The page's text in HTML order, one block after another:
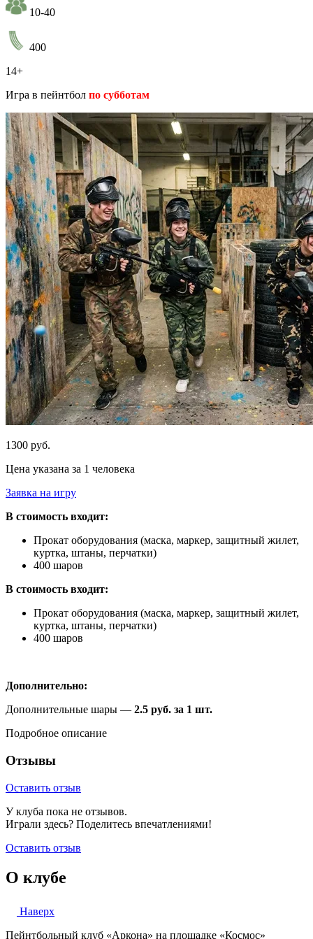
10-40
400
14+
Игра в пейнтбол по субботам
1300 руб.
Цена указана за 1 человека
Заявка на игру
В стоимость входит:
Прокат оборудования (маска, маркер, защитный жилет,
куртка, штаны, перчатки)
400 шаров
В стоимость входит:
Прокат оборудования (маска, маркер, защитный жилет,
куртка, штаны, перчатки)
400 шаров
Дополнительно:
Дополнительные шары — 2.5 руб. за 1 шт.
Подробное описание
Отзывы
Оставить отзыв
У клуба пока не отзывов.
Играли здесь? Поделитесь впечатлениями!
Оставить отзыв
О клубе
Наверх
Пейнтбольный клуб «Аркона» на площадке «Космос»